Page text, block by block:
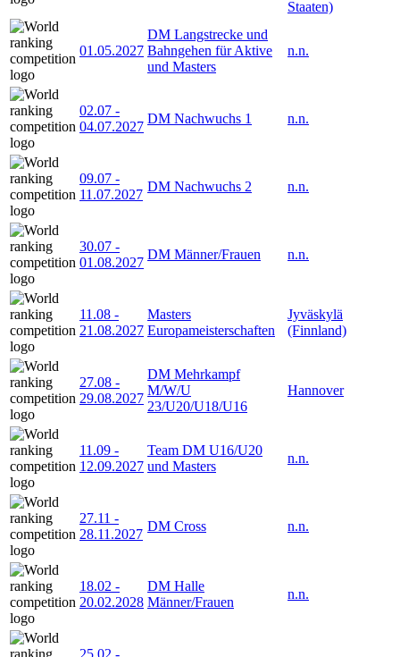
Staaten)
01.05.2027
DM Langstrecke und
Bahngehen für Aktive
und Masters
n.n.
02.07 -
04.07.2027
DM Nachwuchs 1 n.n.
09.07 -
11.07.2027
DM Nachwuchs 2 n.n.
30.07 -
01.08.2027
DM Männer/Frauen n.n.
11.08 -
21.08.2027
Masters
Europameisterschaften
Jyväskylä
(Finnland)
27.08 -
29.08.2027
DM Mehrkampf
M/W/U
23/U20/U18/U16
Hannover
11.09 -
12.09.2027
Team DM U16/U20
und Masters
n.n.
27.11 -
28.11.2027
DM Cross n.n.
18.02 -
20.02.2028
DM Halle
Männer/Frauen
n.n.
25.02 -